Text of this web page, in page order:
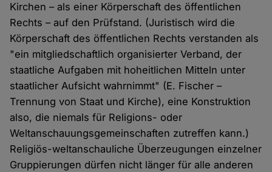
Kirchen – als einer Körperschaft des öffentlichen
Rechts – auf den Prüfstand. (Juristisch wird die
Körperschaft des öffentlichen Rechts verstanden als
"ein mitgliedschaftlich organisierter Verband, der
staatliche Aufgaben mit hoheitlichen Mitteln unter
staatlicher Aufsicht wahrnimmt" (E. Fischer –
Trennung von Staat und Kirche), eine Konstruktion
also, die niemals für Religions- oder
Weltanschauungsgemeinschaften zutreffen kann.)
Religiös-weltanschauliche Überzeugungen einzelner
Gruppierungen dürfen nicht länger für alle anderen